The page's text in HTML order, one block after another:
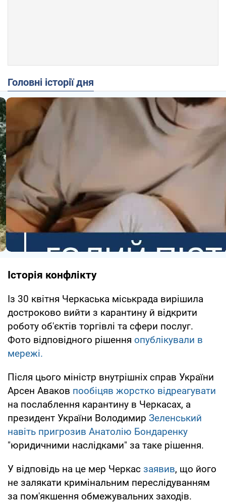
Головні історії дня
Історія конфлікту
Із 30 квітня Черкаська міськрада вирішила
достроково вийти з карантину й відкрити
роботу об'єктів торгівлі та сфери послуг.
Фото відповідного рішення опублікували в
мережі.
Після цього міністр внутрішніх справ України
Арсен Аваков пообіцяв жорстко відреагувати
на послаблення карантину в Черкасах, а
президент України Володимир Зеленський
навіть пригрозив Анатолію Бондаренку
"юридичними наслідками" за таке рішення.
У відповідь на це мер Черкас заявив, що його
не залякати кримінальним переслідуванням
за пом'якшення обмежувальних заходів.